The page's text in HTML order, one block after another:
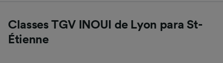
Classes TGV INOUI de Lyon para St-
Étienne